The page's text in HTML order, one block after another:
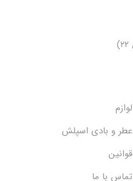
لوازم
عطر و بادی اسپلش
قوانین
تماس با ما